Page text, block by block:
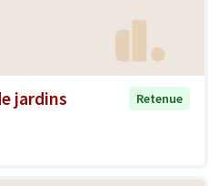
jardins
Retenue